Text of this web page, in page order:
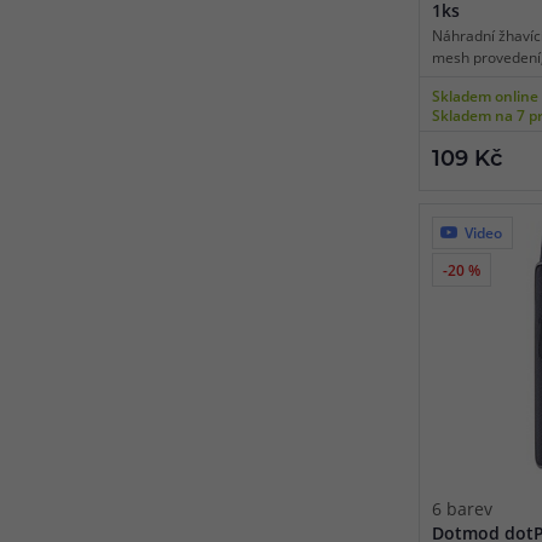
1ks
Náhradní
mesh
Skladem online
Skladem na 7
109 Kč
Video
-20 %
6 barev
Dotmod